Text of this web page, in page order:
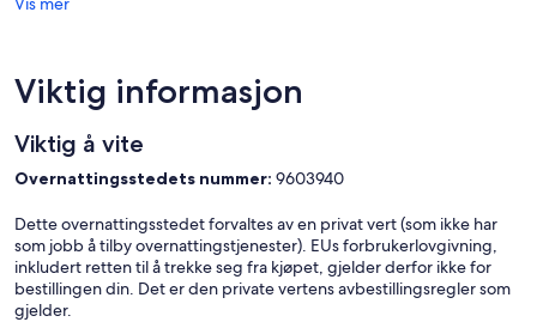
Viktig informasjon
Viktig å vite
Overnattingsstedets nummer: 9603940
Dette overnattingsstedet forvaltes av en privat vert (som ikke har
som jobb å tilby overnattingstjenester). EUs forbrukerlovgivning,
inkludert retten til å trekke seg fra kjøpet, gjelder derfor ikke for
bestillingen din. Det er den private vertens avbestillingsregler som
gjelder.